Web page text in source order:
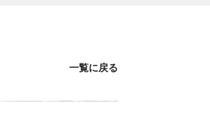
一覧に戻る